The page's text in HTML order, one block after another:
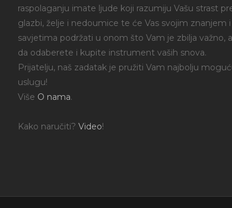
raspolaganju imate ljude koji razumiju Vašu strast
glazbi, želje i nedoumice te će Vas svojim znanjem i
savjetima podržati u onom što Vam je zbilja važno,
da odaberete i kupite instrument vaših snova.
Prijatelju, naš zadatak je pružiti Vam najbolju
uslugu!
Više O nama.
Kako naručiti? Video!